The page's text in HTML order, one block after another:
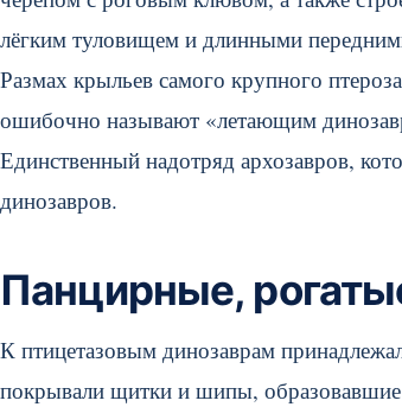
лёгким туловищем и длинными
Размах крыльев самого крупного
ошибочно называют «летающим
Единственный надотряд архозавров,
динозавров.
Панцирные,
К птицетазовым динозаврам
покрывали щитки и шипы, образовавшие